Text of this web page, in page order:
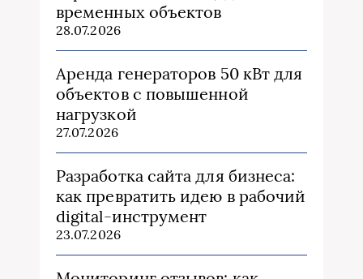
временных объектов
28.07.2026
Аренда генераторов 50 кВт для
объектов с повышенной
нагрузкой
27.07.2026
Разработка сайта для бизнеса:
как превратить идею в рабочий
digital-инструмент
23.07.2026